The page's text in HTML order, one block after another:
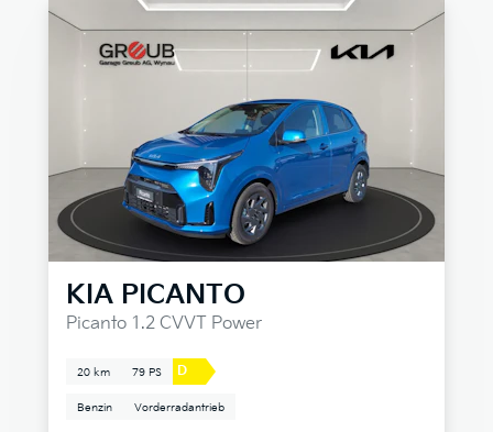
KIA PICANTO
Picanto 1.2 CVVT Power
20 km 79 PS D
Benzin Vorderradantrieb